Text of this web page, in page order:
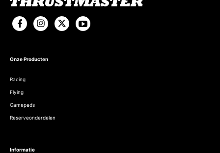
Onze Producten
Racing
Flying
Gamepads
Reserveonderdelen
Informatie